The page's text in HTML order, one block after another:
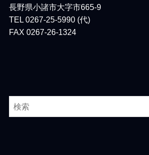
長野県小諸市大字市665-9
TEL 0267-25-5990 (代)
FAX 0267-26-1324